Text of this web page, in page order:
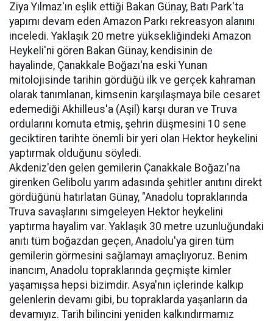
Ziya Yılmaz'ın eşlik ettiği Bakan Günay, Batı Park'ta
yapımı devam eden Amazon Parkı rekreasyon alanını
inceledi. Yaklaşık 20 metre yüksekliğindeki Amazon
Heykeli'ni gören Bakan Günay, kendisinin de
hayalinde, Çanakkale Boğazı'na eski Yunan
mitolojisinde tarihin gördüğü ilk ve gerçek kahraman
olarak tanımlanan, kimsenin karşılaşmaya bile cesaret
edemediği Akhilleus'a (Aşil) karşı duran ve Truva
ordularını komuta etmiş, şehrin düşmesini 10 sene
geciktiren tarihte önemli bir yeri olan Hektor heykelini
yaptırmak olduğunu söyledi.
Akdeniz'den gelen gemilerin Çanakkale Boğazı'na
girenken Gelibolu yarım adasında şehitler anıtını direkt
gördüğünü hatırlatan Günay, "Anadolu topraklarında
Truva savaşlarını simgeleyen Hektor heykelini
yaptırma hayalim var. Yaklaşık 30 metre uzunluğundaki
anıtı tüm boğazdan geçen, Anadolu'ya giren tüm
gemilerin görmesini sağlamayı amaçlıyoruz. Benim
inancım, Anadolu topraklarında geçmişte kimler
yaşamışsa hepsi bizimdir. Asya'nın içlerinde kalkıp
gelenlerin devamı gibi, bu topraklarda yaşanların da
devamıyız. Tarih bilincini yeniden kalkındırmamız